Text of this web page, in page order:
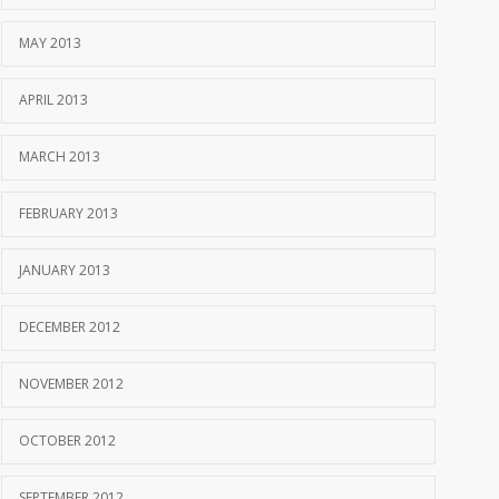
MAY 2013
APRIL 2013
MARCH 2013
FEBRUARY 2013
JANUARY 2013
DECEMBER 2012
NOVEMBER 2012
OCTOBER 2012